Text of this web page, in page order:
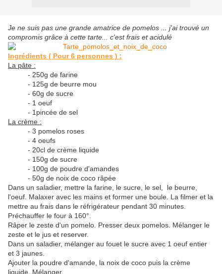
Je ne suis pas une grande amatrice de pomelos ... j'ai trouvé un
compromis grâce à cette tarte... c'est frais et acidulé
Ingrédients ( Pour 6 personnes ) :
La pâte :
- 250g de farine
- 125g de beurre mou
- 60g de sucre
- 1 oeuf
- 1pincée de sel
La crème :
- 3 pomelos roses
- 4 oeufs
- 20cl de crème liquide
- 150g de sucre
- 100g de poudre d'amandes
- 50g de noix de coco râpée
Dans un saladier, mettre la farine, le sucre, le sel, le beurre,
l'oeuf. Malaxer avec les mains et former une boule. La filmer et la
mettre au frais dans le réfrigérateur pendant 30 minutes.
Préchauffer le four à 160°.
Râper le zeste d'un pomelo. Presser deux pomelos. Mélanger le
zeste et le jus et reserver.
Dans un saladier, mélanger au fouet le sucre avec 1 oeuf entier
et 3 jaunes.
Ajouter la poudre d'amande, la noix de coco puis la crème
liquide. Mélanger.